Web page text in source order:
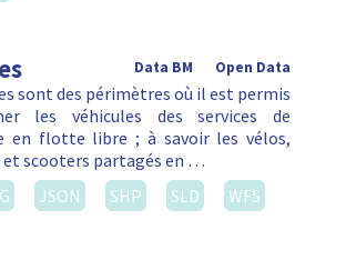
Open Data
Data BM
sont des périmètres où il est permis
les véhicules des services de
en flotte libre ; à savoir les vélos,
scooters partagés en …
JSON SHP SLD
WFS